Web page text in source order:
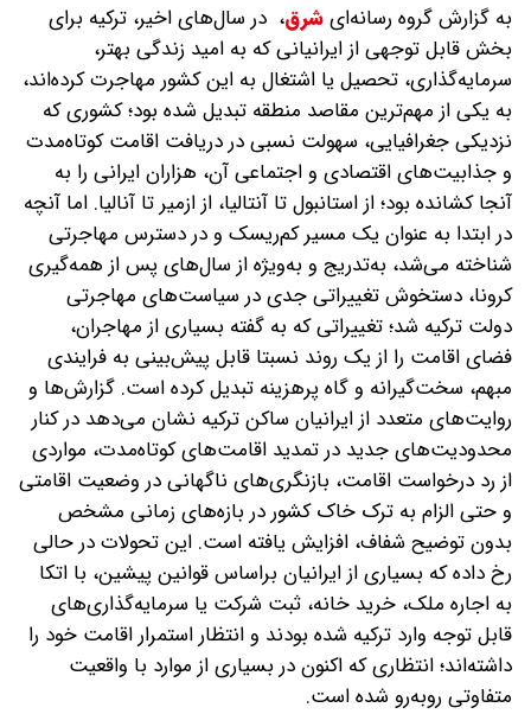
به گزارش گروه رسانه‌ایشرق، در سال‌های اخیر، ترکیه برای
بخش قابل توجهی از ایرانیانی که به امید زندگی بهتر،
سرمایه‌گذاری، تحصیل یا اشتغال به این کشور مهاجرت کرده‌اند،
به یکی از مهم‌ترین مقاصد منطقه تبدیل شده بود؛ کشوری که
نزدیکی جغرافیایی، سهولت نسبی در دریافت اقامت کوتاه‌مدت
و جذابیت‌های اقتصادی و اجتماعی آن، هزاران ایرانی را به
آنجا کشانده بود؛ از استانبول تا آنتالیا، از ازمیر تا آنالیا. اما آنچه
در ابتدا به‌ عنوان یک مسیر کم‌ریسک و در دسترس مهاجرتی
شناخته می‌شد، به‌تدریج و به‌ویژه از سال‌های پس از همه‌گیری
کرونا، دستخوش تغییراتی جدی در سیاست‌های مهاجرتی
دولت ترکیه شد؛ تغییراتی که به گفته بسیاری از مهاجران،
فضای اقامت را از یک روند نسبتا قابل پیش‌بینی به فرایندی
مبهم، سخت‌گیرانه و گاه پرهزینه تبدیل کرده است. گزارش‌ها و
روایت‌های متعدد از ایرانیان ساکن ترکیه نشان می‌دهد در کنار
محدودیت‌های جدید در تمدید اقامت‌های کوتاه‌مدت، مواردی
از رد درخواست اقامت، بازنگری‌های ناگهانی در وضعیت اقامتی
و حتی الزام به ترک خاک کشور در بازه‌های زمانی مشخص
بدون توضیح شفاف، افزایش یافته است. این تحولات در حالی
رخ داده که بسیاری از ایرانیان براساس قوانین پیشین، با اتکا
به اجاره ملک، خرید خانه، ثبت شرکت یا سرمایه‌گذاری‌های
قابل توجه وارد ترکیه شده بودند و انتظار استمرار اقامت خود را
داشته‌اند؛ انتظاری که اکنون در بسیاری از موارد با واقعیت
متفاوتی روبه‌رو شده است.